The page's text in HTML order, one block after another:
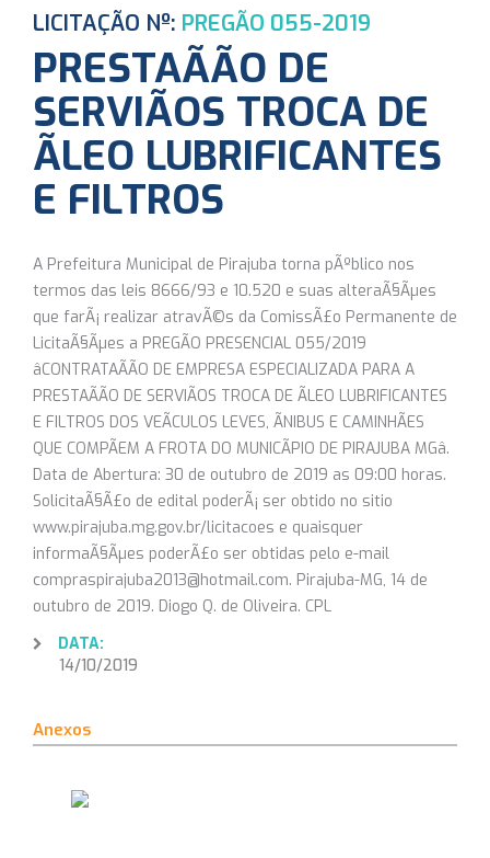
LICITAÇÃO Nº: PREGÃO 055-2019
PRESTAÃÃO DE
SERVIÃOS TROCA DE
ÃLEO LUBRIFICANTES
E FILTROS
A Prefeitura Municipal de Pirajuba torna pÃºblico nos
termos das leis 8666/93 e 10.520 e suas alteraÃ§Ãµes
que farÃ¡ realizar atravÃ©s da ComissÃ£o Permanente de
LicitaÃ§Ãµes a PREGÃO PRESENCIAL 055/2019
âCONTRATAÃÃO DE EMPRESA ESPECIALIZADA PARA A
PRESTAÃÃO DE SERVIÃOS TROCA DE ÃLEO LUBRIFICANTES
E FILTROS DOS VEÃCULOS LEVES, ÃNIBUS E CAMINHÃES
QUE COMPÃEM A FROTA DO MUNICÃPIO DE PIRAJUBA MGâ.
Data de Abertura: 30 de outubro de 2019 as 09:00 horas.
SolicitaÃ§Ã£o de edital poderÃ¡ ser obtido no sitio
www.pirajuba.mg.gov.br/licitacoes e quaisquer
informaÃ§Ãµes poderÃ£o ser obtidas pelo e-mail
compraspirajuba2013@hotmail.com. Pirajuba-MG, 14 de
outubro de 2019. Diogo Q. de Oliveira. CPL
DATA:
14/10/2019
Anexos